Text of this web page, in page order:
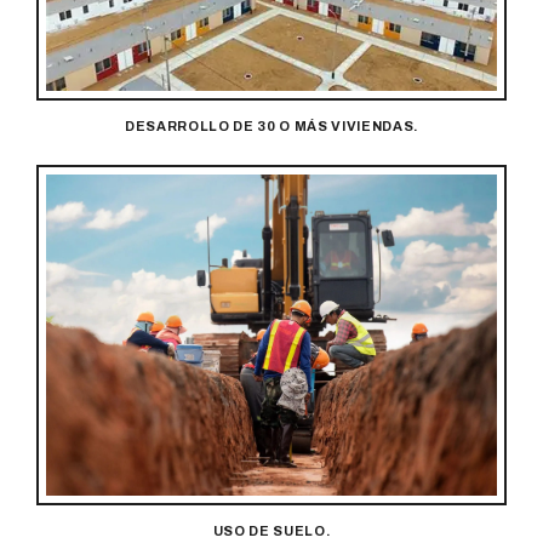
DESARROLLO DE 30 O MÁS VIVIENDAS.
USO DE SUELO.